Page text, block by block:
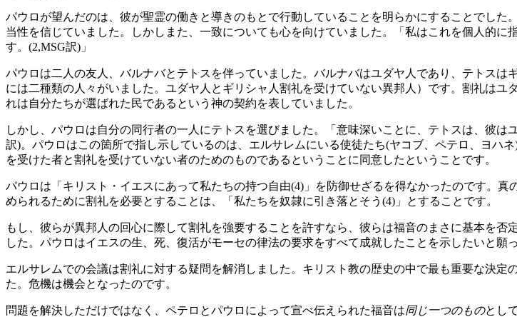
パウロが望んだのは、彼が聖霊の働きと導きのもとで行動していることを明らかにすることでし
当性を信じていました。しかしまた、一致についても心を向けていました。「私はこれを個人的
す。(2,MSG訳)」
パウロは二人の友人、バルナバとテトスを伴っていました。バルナバはユダヤ人であり、テトス
には二種類の人々がいました。ユダヤ人とギリシャ人割礼を受けていない異邦人）です。割礼は
れは自分たちが選ばれた民であるという神の契約を表していました。
しかし、パウロは自分の同行者の一人にテトスを選びました。「意味深いことに、テトスは、彼
訳)。パウロはこの箇所で指し示しているのは、エルサレムにいる使徒たち(ヤコブ、ペテロ、ヨハ
を受けた者と割礼を受けていない者のためのものであるということに同意したということです。
パウロは「キリスト・イエスにあって私たちの持つ自由(4)」を防御せざるを得なかったのです。
められるために割礼を必要とすることは、「私たちを奴隷に引き落とそう(4)」とすることです。
もし、彼らが異邦人の回心に際して割礼を強要することを許すなら、彼らは福音のまさに基本を
した。パウロはイエスの生、死、復活がモーセの律法の要求をすべて成就したことを示したいと願
エルサレムでの会議は割礼に対する疑問を解消しました。キリスト教の歴史の中で最も重要な決
た。危機は機会となったのです。
問題を解決しただけではなく、ペテロとパウロによって宣べ伝えられた福音は同じ一つのものとし